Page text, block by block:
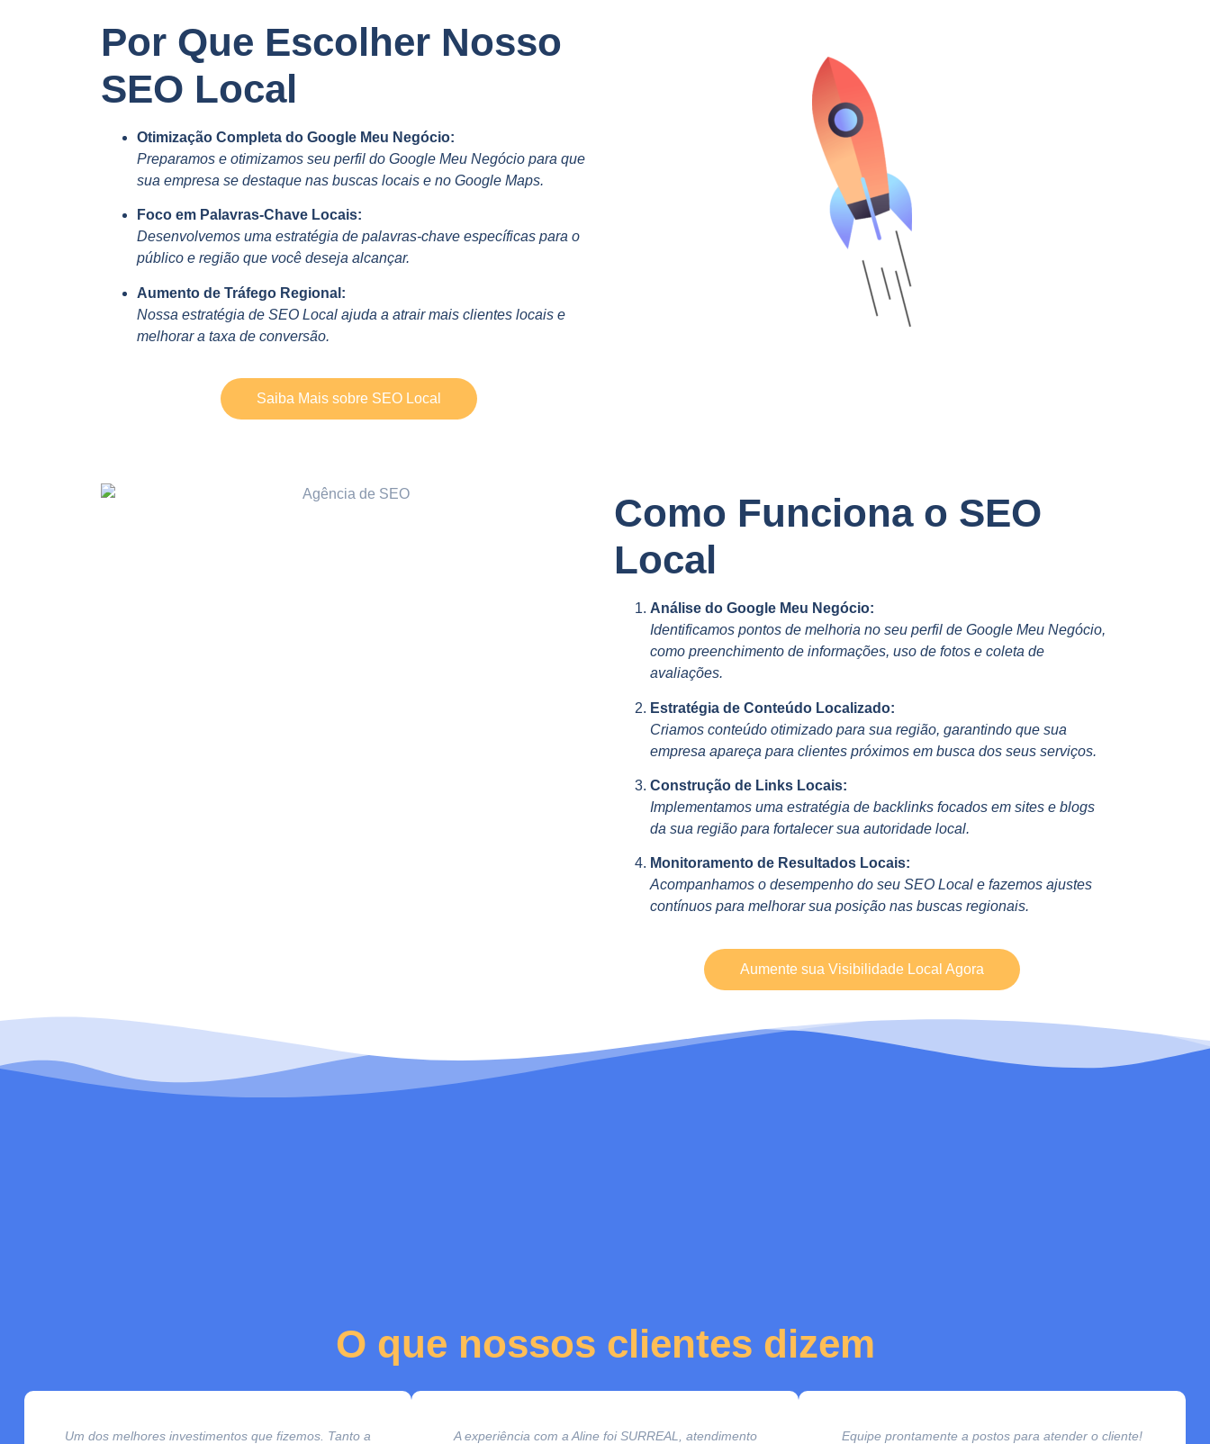
Por Que Escolher Nosso
SEO Local
Otimização Completa do Google Meu Negócio:
Preparamos e otimizamos seu perfil do Google Meu Negócio para que
sua empresa se destaque nas buscas locais e no Google Maps.
Foco em Palavras-Chave Locais:
Desenvolvemos uma estratégia de palavras-chave específicas para o
público e região que você deseja alcançar.
Aumento de Tráfego Regional:
Nossa estratégia de SEO Local ajuda a atrair mais clientes locais e
melhorar a taxa de conversão.
Saiba Mais sobre SEO Local
Como Funciona o SEO
Local
Análise do Google Meu Negócio:
Identificamos pontos de melhoria no seu perfil de Google Meu Negócio,
como preenchimento de informações, uso de fotos e coleta de
avaliações.
Estratégia de Conteúdo Localizado:
Criamos conteúdo otimizado para sua região, garantindo que sua
empresa apareça para clientes próximos em busca dos seus serviços.
Construção de Links Locais:
Implementamos uma estratégia de backlinks focados em sites e blogs
da sua região para fortalecer sua autoridade local.
Monitoramento de Resultados Locais:
Acompanhamos o desempenho do seu SEO Local e fazemos ajustes
contínuos para melhorar sua posição nas buscas regionais.
Aumente sua Visibilidade Local Agora
O que nossos clientes dizem
Um dos melhores investimentos que fizemos. Tanto a
A experiência com a Aline foi SURREAL, atendimento
Equipe prontamente a postos para atender o cliente!